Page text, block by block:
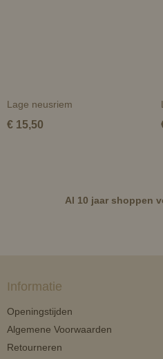
Lage neusriem
€ 15,50
Al 10 jaar shoppen
Informatie
Openingstijden
Algemene Voorwaarden
Retourneren